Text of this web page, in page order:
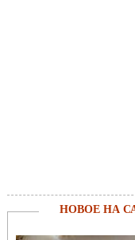
НОВОЕ НА